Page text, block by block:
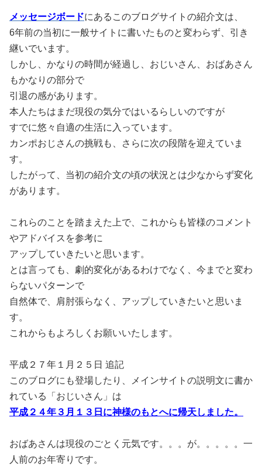
メッセージボードにあるこのブログサイトの紹介文は、
6年前の当初に一般サイトに書いたものと変わらず、引き
継いでいます。
しかし、かなりの時間が経過し、おじいさん、おばあさん
もかなりの部分で
引退の感があります。
本人たちはまだ現役の気分ではいるらしいのですが
すでに悠々自適の生活に入っています。
カンポおじさんの挑戦も、さらに次の段階を迎えていま
す。
したがって、当初の紹介文の頃の状況とは少なからず変化
があります。
これらのことを踏まえた上で、これからも皆様のコメント
やアドバイスを参考に
アップしていきたいと思います。
とは言っても、劇的変化があるわけでなく、今までと変わ
らないパターンで
自然体で、肩肘張らなく、アップしていきたいと思いま
す。
これからもよろしくお願いいたします。
平成２７年１月２５日 追記
このブログにも登場したり、メインサイトの説明文に書か
れている「おじいさん」は
平成２４年３月１３日に神様のもとへに帰天しました。
おばあさんは現役のごとく元気です。。。が。。。。。一
人前のお年寄りです。